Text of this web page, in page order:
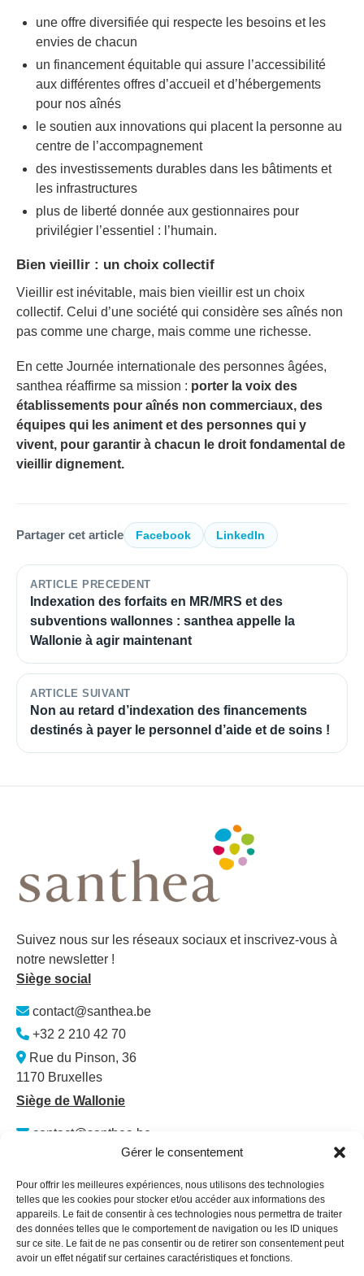
Gérer le consentement
Pour offrir les meilleures expériences, nous utilisons des technologies
telles que les cookies pour stocker et/ou accéder aux informations des
appareils. Le fait de consentir à ces technologies nous permettra de traiter
des données telles que le comportement de navigation ou les ID uniques
sur ce site. Le fait de ne pas consentir ou de retirer son consentement peut
avoir un effet négatif sur certaines caractéristiques et fonctions.
une offre diversifiée qui respecte les besoins et les
envies de chacun
un financement équitable qui assure l’accessibilité
aux différentes offres d’accueil et d’hébergements
pour nos aînés
le soutien aux innovations qui placent la personne au
centre de l’accompagnement
des investissements durables dans les bâtiments et
les infrastructures
plus de liberté donnée aux gestionnaires pour
privilégier l’essentiel : l’humain.
Bien vieillir : un choix collectif
Vieillir est inévitable, mais bien vieillir est un choix
collectif. Celui d’une société qui considère ses aînés non
pas comme une charge, mais comme une richesse.
En cette Journée internationale des personnes âgées,
santhea réaffirme sa mission : porter la voix des
établissements pour aînés non commerciaux, des
équipes qui les animent et des personnes qui y
vivent, pour garantir à chacun le droit fondamental de
vieillir dignement.
Partager cet article Facebook LinkedIn
ARTICLE PRECEDENT
Indexation des forfaits en MR/MRS et des
subventions wallonnes : santhea appelle la
Wallonie à agir maintenant
ARTICLE SUIVANT
Non au retard d’indexation des financements
destinés à payer le personnel d’aide et de soins !
Suivez nous sur les réseaux sociaux et inscrivez-vous à
notre newsletter !
Siège social
contact@santhea.be
+32 2 210 42 70
Rue du Pinson, 36
1170 Bruxelles
Siège de Wallonie
contact@santhea.be
Namur Office Park
5101 Loyers
Plan du site
Qui sommes-nous ?